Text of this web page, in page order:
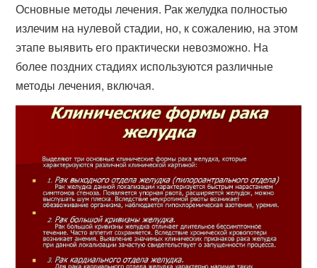
Основные методы лечения. Рак желудка полностью
излечим на нулевой стадии, но, к сожалению, на этом
этапе выявить его практически невозможно. На
более поздних стадиях используются различные
методы лечения, включая.